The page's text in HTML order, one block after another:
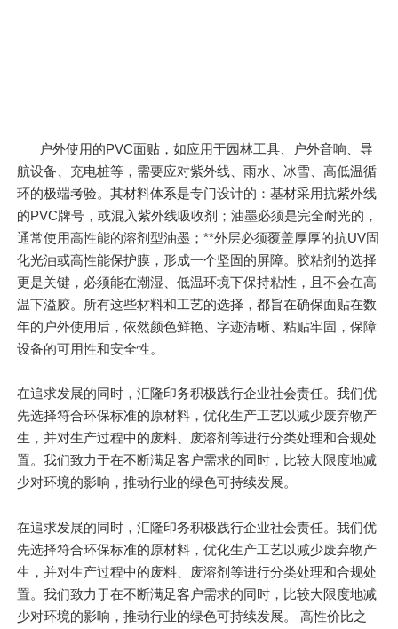
户外使用的PVC面贴，如应用于园林工具、户外音响、导
航设备、充电桩等，需要应对紫外线、雨水、冰雪、高低温循
环的极端考验。其材料体系是专门设计的：基材采用抗紫外线
的PVC牌号，或混入紫外线吸收剂；油墨必须是完全耐光的，
通常使用高性能的溶剂型油墨；**外层必须覆盖厚厚的抗UV固
化光油或高性能保护膜，形成一个坚固的屏障。胶粘剂的选择
更是关键，必须能在潮湿、低温环境下保持粘性，且不会在高
温下溢胶。所有这些材料和工艺的选择，都旨在确保面贴在数
年的户外使用后，依然颜色鲜艳、字迹清晰、粘贴牢固，保障
设备的可用性和安全性。
在追求发展的同时，汇隆印务积极践行企业社会责任。我们优
先选择符合环保标准的原材料，优化生产工艺以减少废弃物产
生，并对生产过程中的废料、废溶剂等进行分类处理和合规处
置。我们致力于在不断满足客户需求的同时，比较大限度地减
少对环境的影响，推动行业的绿色可持续发展。
在追求发展的同时，汇隆印务积极践行企业社会责任。我们优
先选择符合环保标准的原材料，优化生产工艺以减少废弃物产
生，并对生产过程中的废料、废溶剂等进行分类处理和合规处
置。我们致力于在不断满足客户需求的同时，比较大限度地减
少对环境的影响，推动行业的绿色可持续发展。 高性价比之